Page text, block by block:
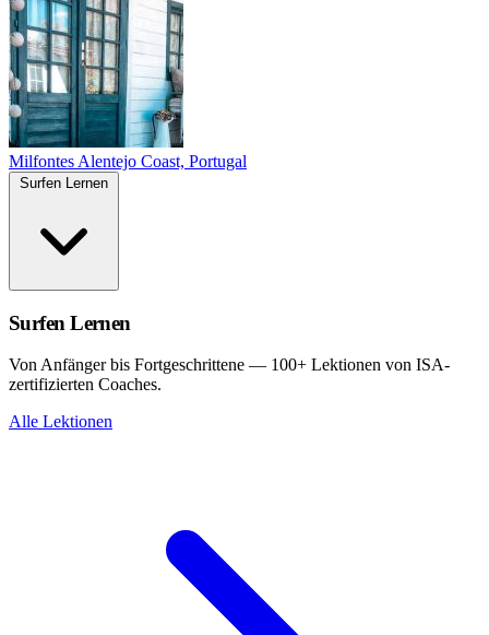
Milfontes Alentejo Coast, Portugal
Surfen Lernen
Von Anfänger bis Fortgeschrittene — 100+ Lektionen von ISA-
zertifizierten Coaches.
Alle Lektionen